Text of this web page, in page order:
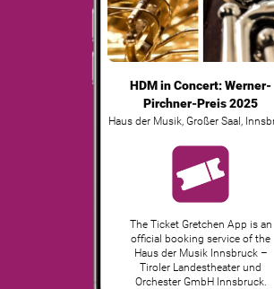
HDM in Concert: Werner-
Pirchner-Preis 2025
Haus der Musik, Großer Saal
The Ticket Gretchen App is an
official booking service of the
Haus der Musik Innsbruck –
Tiroler Landestheater und
Orchester GmbH Innsbruck.